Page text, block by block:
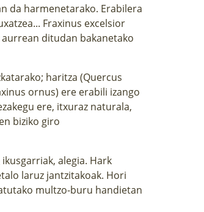
da harmenetarako. Erabilera
Fraxinus excelsior
ditudan bakanetako
haritza (Quercus
ornus) ere erabili izango
ere, itxuraz naturala,
biziko giro
alegia. Hark
laruz jantzitakoak. Hori
multzo-buru handietan